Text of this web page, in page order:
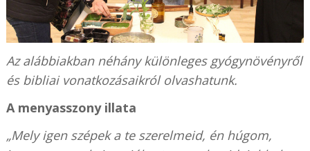
Az alábbiakban néhány különleges gyógynövényről
és bibliai vonatkozásaikról olvashatunk.
A menyasszony illata
„Mely igen szépek a te szerelmeid, én húgom,